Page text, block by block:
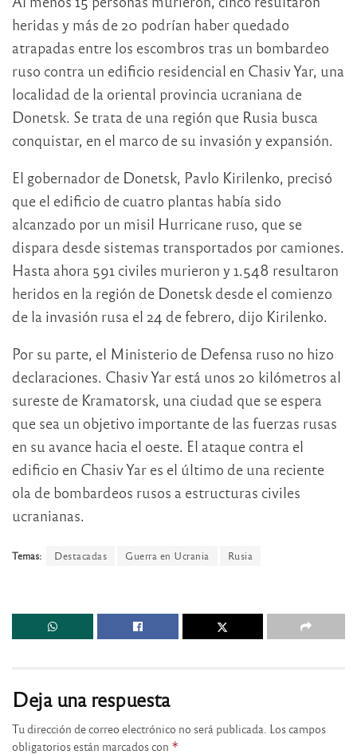
heridas y más de 20 podrían haber quedado
atrapadas entre los escombros tras un bombardeo
ruso contra un edificio residencial en Chasiv Yar, una
localidad de la oriental provincia ucraniana de
Donetsk. Se trata de una región que Rusia busca
conquistar, en el marco de su invasión y expansión.
El gobernador de Donetsk, Pavlo Kirilenko, precisó
que el edificio de cuatro plantas había sido
alcanzado por un misil Hurricane ruso, que se
dispara desde sistemas transportados por camiones.
Hasta ahora 591 civiles murieron y 1.548 resultaron
heridos en la región de Donetsk desde el comienzo
de la invasión rusa el 24 de febrero, dijo Kirilenko.
Por su parte, el Ministerio de Defensa ruso no hizo
declaraciones. Chasiv Yar está unos 20 kilómetros al
sureste de Kramatorsk, una ciudad que se espera
que sea un objetivo importante de las fuerzas rusas
en su avance hacia el oeste. El ataque contra el
edificio en Chasiv Yar es el último de una reciente
ola de bombardeos rusos a estructuras civiles
ucranianas.
Temas: Destacadas Guerra en Ucrania Rusia
Deja una respuesta
Tu dirección de correo electrónico no será publicada. Los campos
obligatorios están marcados con *